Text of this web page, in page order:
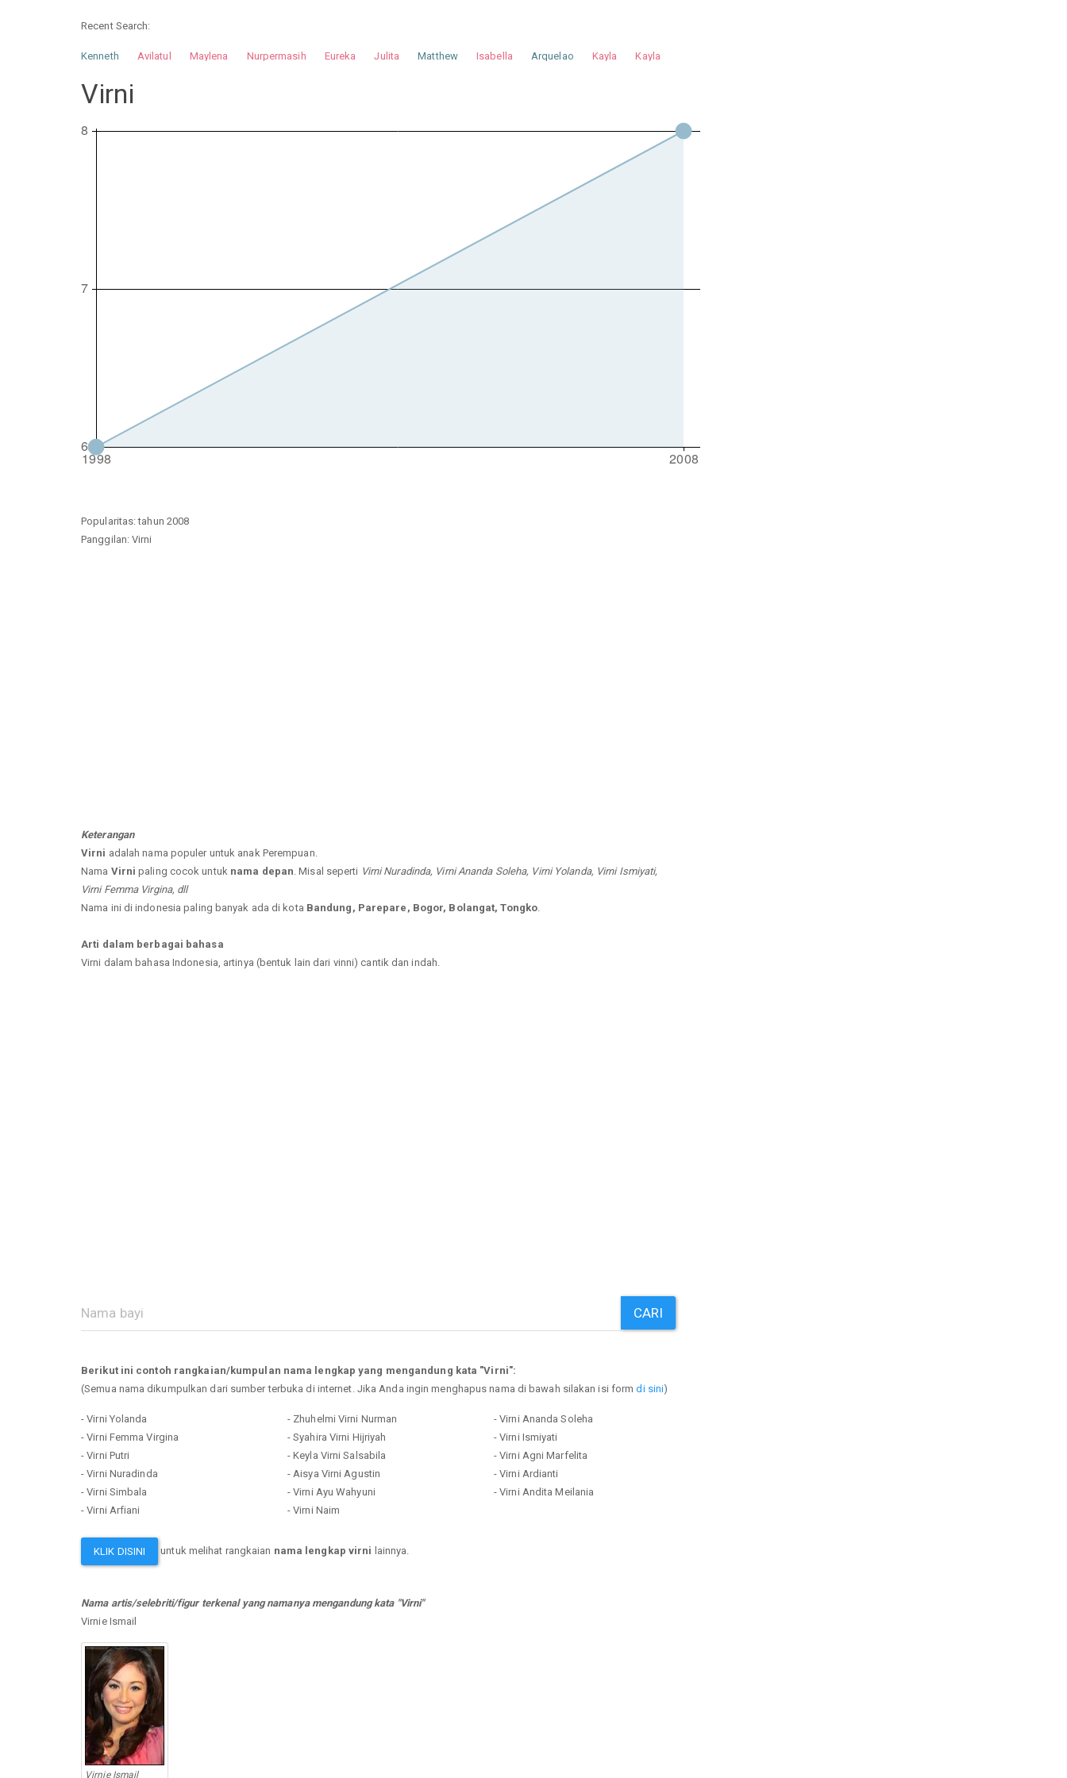
Recent Search:
Kenneth Avilatul Maylena Nurpermasih Eureka Julita Matthew Isabella Arquelao Kayla
Kayla
Virni
Popularitas: tahun 2008
Panggilan: Virni
Keterangan
Virni adalah nama populer untuk anak Perempuan.
Nama Virni paling cocok untuk nama depan . Misal seperti Virni Nuradinda, Virni Ananda Soleha, Virni Yolanda, Virni Ismiyati,
Virni Femma Virgina, dll
Nama ini di indonesia paling banyak ada di kota Bandung, Parepare, Bogor, Bolangat, Tongko
Arti dalam berbagai bahasa
Virni dalam bahasa Indonesia, artinya (bentuk lain dari vinni) cantik dan indah.
CARI
Berikut ini contoh rangkaian/kumpulan nama lengkap yang mengandung kata "Virni":
(Semua nama dikumpulkan dari sumber terbuka di internet. Jika Anda ingin menghapus nama di bawah silakan isi formdi sini)
- Virni Yolanda
- Virni Femma Virgina
- Virni Putri
- Virni Nuradinda
- Virni Simbala
- Virni Arfiani
- Zhuhelmi Virni Nurman
- Syahira Virni Hijriyah
- Keyla Virni Salsabila
- Aisya Virni Agustin
- Virni Ayu Wahyuni
- Virni Naim
- Virni Ananda Soleha
- Virni Ismiyati
- Virni Agni Marfelita
- Virni Ardianti
- Virni Andita Meilania
KLIK DISINI untuk melihat rangkaian nama lengkap virni lainnya.
Nama artis/selebriti/figur terkenal yang namanya mengandung kata "Virni"
Virnie Ismail
Virnie Ismail